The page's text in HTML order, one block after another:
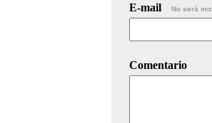
E-mail No será
Comentario